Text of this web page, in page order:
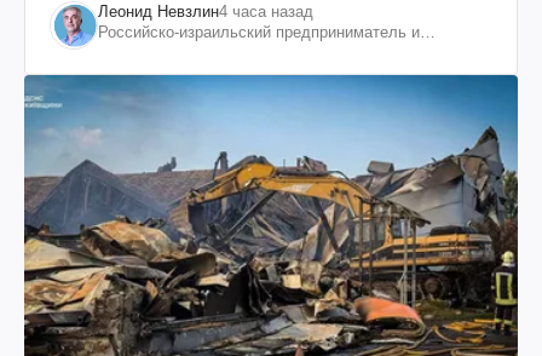
Леонид Невзлин4 часа назад
Российско-израильский предприниматель и
"ЮКОСа"